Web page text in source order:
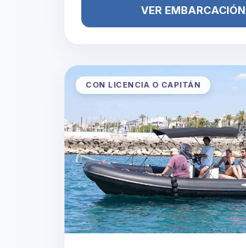
VER EMBARCACIÓN
CON LICENCIA O CAPITÁN